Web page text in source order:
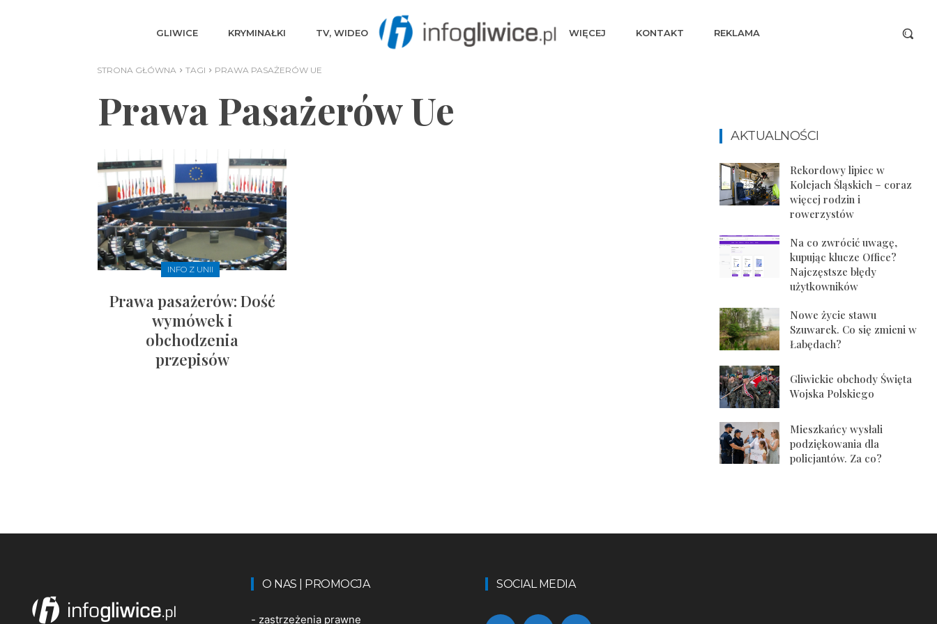
GLIWICE KRYMINAŁKI TV, WIDEO WIĘCEJ KONTAKT REKLAMA
STRONA GŁÓWNA TAGI PRAWA PASAŻERÓW UE
Prawa Pasażerów Ue
INFO Z UNII
Prawa pasażerów: Dość
wymówek i
obchodzenia
przepisów
AKTUALNOŚCI
Rekordowy lipiec w
Kolejach Śląskich – coraz
więcej rodzin i
rowerzystów
Na co zwrócić uwagę,
kupując klucze Office?
Najczęstsze błędy
użytkowników
Nowe życie stawu
Szuwarek. Co się zmieni w
Łabędach?
Gliwickie obchody Święta
Wojska Polskiego
Mieszkańcy wysłali
podziękowania dla
policjantów. Za co?
O NAS | PROMOCJA
- zastrzeżenia prawne
SOCIAL MEDIA